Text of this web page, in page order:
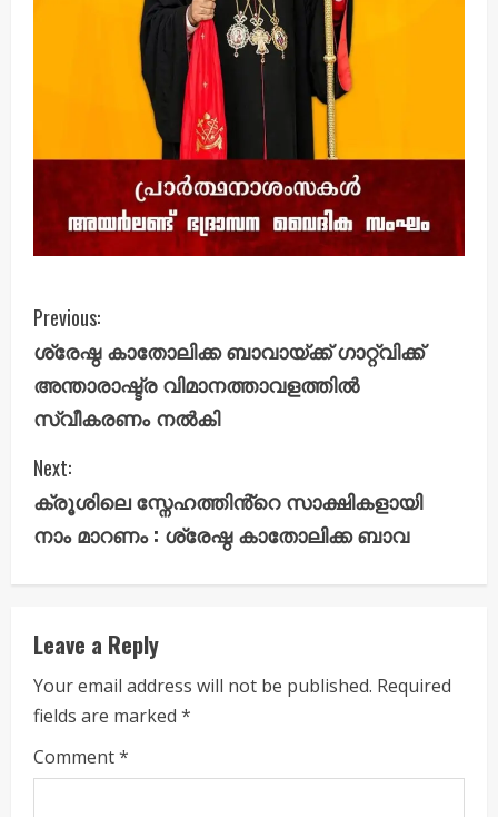
C
o
n
t
i
n
u
e
R
e
a
Previous:
ശ്രേഷ്ഠ കാതോലിക്ക ബാവായ്ക്ക് ഗാറ്റ്‌വിക്ക്
അന്താരാഷ്ട്ര വിമാനത്താവളത്തിൽ
സ്വീകരണം നൽകി
Next:
ക്രൂശിലെ സ്നേഹത്തിൻ്റെ സാക്ഷികളായി
നാം മാറണം : ശ്രേഷ്ഠ കാതോലിക്ക ബാവ
Leave a Reply
Your email address will not be published. Required
fields are marked *
Comment*